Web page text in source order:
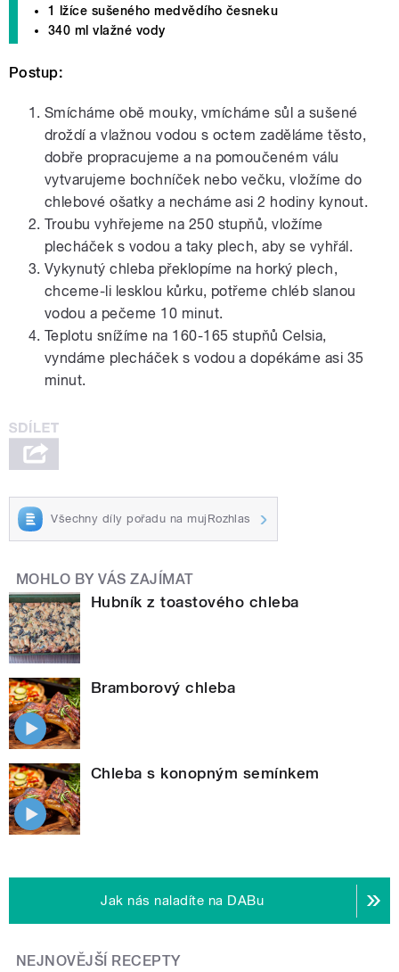
1 lžíce sušeného medvědího česneku
340 ml vlažné vody
Postup:
Smícháme obě mouky, vmícháme sůl a sušené
droždí a vlažnou vodou s octem zaděláme těsto,
dobře propracujeme a na pomoučeném válu
vytvarujeme bochníček nebo večku, vložíme do
chlebové ošatky a necháme asi 2 hodiny kynout.
Troubu vyhřejeme na 250 stupňů, vložíme
plecháček s vodou a taky plech, aby se vyhřál.
Vykynutý chleba překlopíme na horký plech,
chceme-li lesklou kůrku, potřeme chléb slanou
vodou a pečeme 10 minut.
Teplotu snížíme na 160-165 stupňů Celsia,
vyndáme plecháček s vodou a dopékáme asi 35
minut.
Všechny díly pořadu na mujRozhlas
MOHLO BY VÁS ZAJÍMAT
Hubník z toastového chleba
Bramborový chleba
Chleba s konopným semínkem
Jak nás naladíte na DABu
NEJNOVĚJŠÍ RECEPTY